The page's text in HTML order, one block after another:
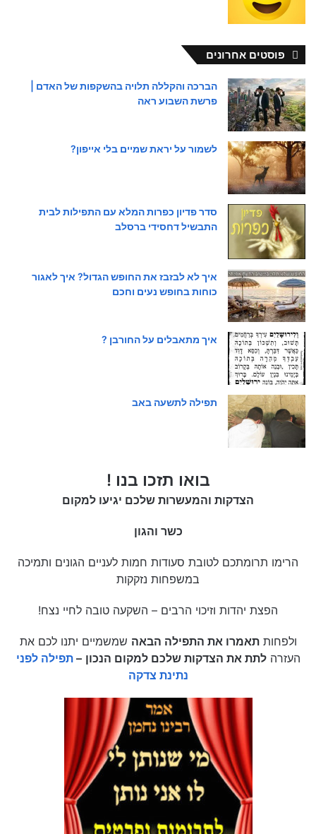
פוסטים אחרונים
הברכה והקללה תלויה בהשקפות של האדם |
פרשת השבוע ראה
לשמור על יראת שמיים בלי אייפון?
סדר פדיון כפרות המלא עם התפילות לבית
התבשיל דחסידי ברסלב
איך לא לבזבז את החופש הגדול? איך לאגור
כוחות בחופש נעים וחכם
איך מתאבלים על החורבן ?
תפילה לתשעה באב
בואו תזכו בנו !
הצדקות והמעשרות שלכם יגיעו למקום
כשר והגון
הרימו תרומתכם לטובת סעודות חמות לעניים הגונים ותמיכה
במשפחות נזקקות
הפצת יהדות וזיכוי הרבים – השקעה טובה לחיי נצח!
ולפחותתאמרו את התפילה הבאה שמשמיים יתנו לכם את
העזרהלתת את הצדקות שלכם למקום הנכון –תפילה לפני
נתינת צדקה